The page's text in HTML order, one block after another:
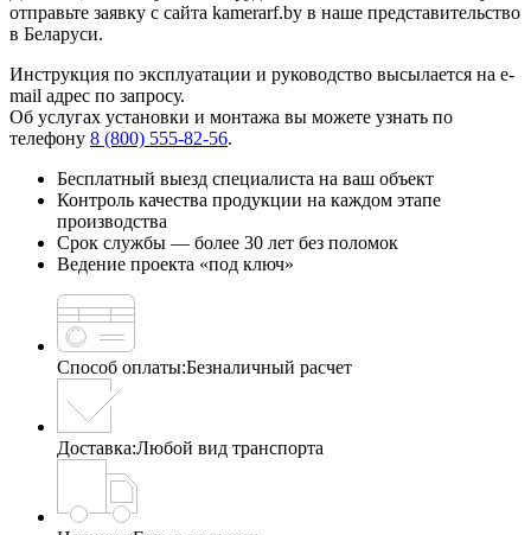
отправьте заявку с сайта kamerarf.by в наше представительство
в Беларуси.
Инструкция по эксплуатации и руководство высылается на e-
mail адрес по запросу.
Об услугах установки и монтажа вы можете узнать по
телефону 8 (800) 555-82-56.
Бесплатный выезд специалиста на ваш объект
Контроль качества продукции на каждом этапе
производства
Срок службы — более 30 лет без поломок
Ведение проекта «под ключ»
Способ оплаты:Безналичный расчет
Доставка:Любой вид транспорта